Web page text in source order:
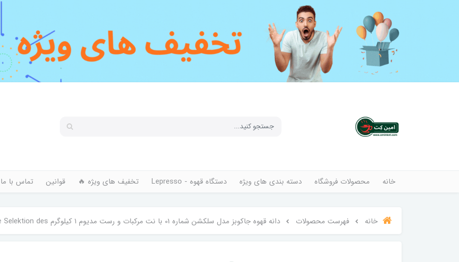
خانه محصولات فروشگاه دسته بندی های ویژه دستگاه قهوه - Lepresso تخفیف های ویژه 🔥 قوانین تماس با ما
خانه فهرست محصولات دانه قهوه جاکوبز مدل سلکشن شماره 01 با نت مرکبات و رست مدیوم ۱ کیلوگرم Jacobs caffee Selektion des